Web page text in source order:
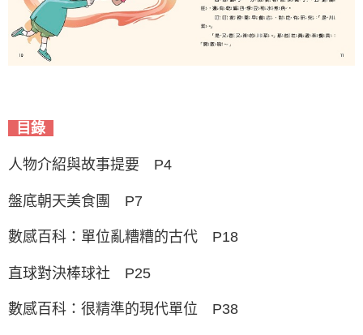
目錄
人物介紹與故事提要 P4
盤底朝天美食團 P7
數感百科：單位亂糟糟的古代 P18
直球對決棒球社 P25
數感百科：很精準的現代單位 P38